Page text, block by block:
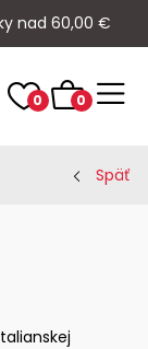
nad 60,00 €
0 0
Späť